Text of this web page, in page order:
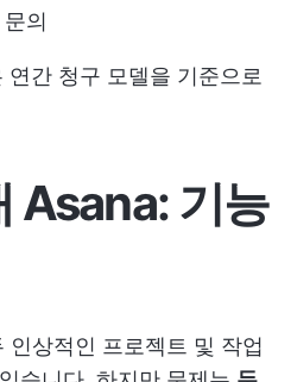
의
간 청구 모델을 기준으로
Asana: 기능
상적인 프로젝트 및 작업